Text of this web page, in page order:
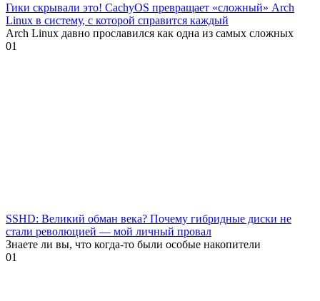
Гики скрывали это! CachyOS превращает «сложный» Arch
Linux в систему, с которой справится каждый
Arch Linux давно прославился как одна из самых сложных
01
SSHD: Великий обман века? Почему гибридные диски не
стали революцией — мой личный провал
Знаете ли вы, что когда-то были особые накопители
01